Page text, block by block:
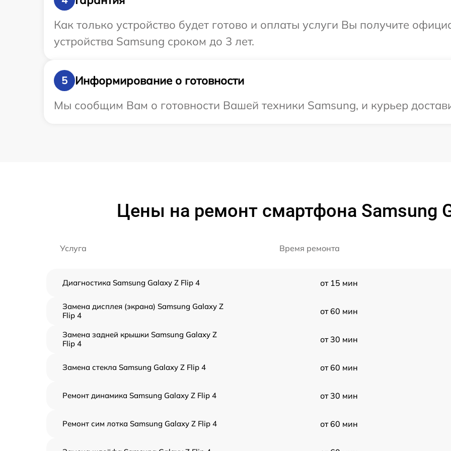
Как только устройство будет готово и оплаты услуги Вы получите
устройства Samsung сроком до 3 лет.
5
Информирование о готовности
Мы сообщим Вам о готовности Вашей техники Samsung, и курьер
Цены на ремонт смартфона Samsung
Услуга Время ремонта
Диагностика Samsung Galaxy Z Flip 4 от 15 мин
Замена дисплея (экрана) Samsung Galaxy Z
Flip 4
от 60 мин
Замена задней крышки Samsung Galaxy Z
Flip 4
от 30 мин
Замена стекла Samsung Galaxy Z Flip 4 от 60 мин
Ремонт динамика Samsung Galaxy Z Flip 4 от 30 мин
Ремонт сим лотка Samsung Galaxy Z Flip 4 от 60 мин